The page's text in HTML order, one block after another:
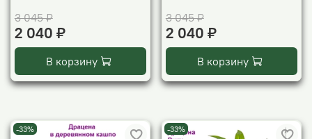
3 045 ₽
2 040 ₽
В корзину
3 045 ₽
2 040 ₽
В корзину
-33% -33%